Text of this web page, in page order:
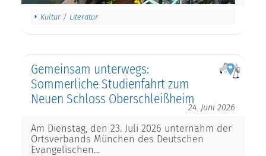
Kultur / Literatur
Gemeinsam unterwegs:
Sommerliche Studienfahrt zum
Neuen Schloss Oberschleißheim
24. Juni 2026
Am Dienstag, den 23. Juli 2026 unternahm der
Ortsverbands München des Deutschen
Evangelischen…